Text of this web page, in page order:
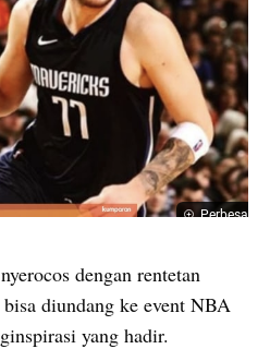
Perbesar
dengan rentetan
diundang ke event NBA
yang hadir.